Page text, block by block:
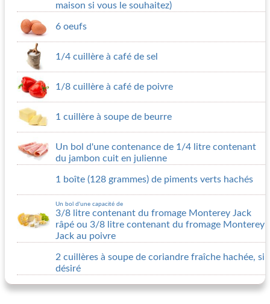
maison si vous le souhaitez)
6 oeufs
1/4 cuillère à café de sel
1/8 cuillère à café de poivre
1 cuillère à soupe de beurre
Un bol d'une contenance de 1/4 litre contenant
du jambon cuit en julienne
1 boîte (128 grammes) de piments verts hachés
Un bol d'une capacité de
3/8 litre contenant du fromage Monterey Jack
râpé ou 3/8 litre contenant du fromage Monterey
Jack au poivre
2 cuillères à soupe de coriandre fraîche hachée, si
désiré